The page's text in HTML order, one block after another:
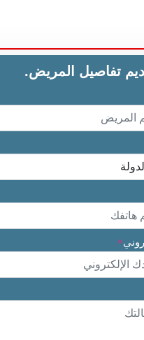
تفاصيل المريض.
*